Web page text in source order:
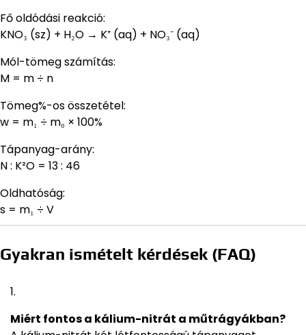
Fő oldódási reakció:
KNO₃ (sz) + H₂O → K⁺ (aq) + NO₃⁻ (aq)
Mól-tömeg számítás:
M = m ÷ n
Tömeg%-os összetétel:
w = m₁ ÷ m₀ × 100%
Tápanyag-arány:
N : K²O = 13 : 46
Oldhatóság:
s = m₁ ÷ V
Gyakran ismételt kérdések (FAQ)
Miért fontos a kálium-nitrát a műtrágyákban?